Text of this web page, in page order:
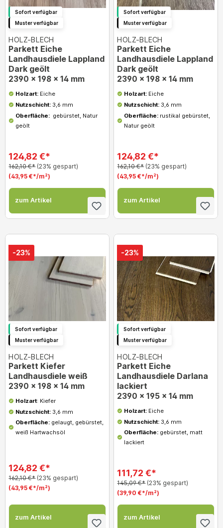
Sofort verfügbar
Muster verfügbar
HOLZ-BLECH
Parkett Eiche
Landhausdiele Lappland
Dark geölt
2390 x 198 x 14 mm
Holzart:Eiche
Nutzschicht:3,6 mm
Oberfläche: gebürstet, Natur
geölt
124,82 €*
162,10 €* (23% gespart)
(43,95 €*/m²)
zum Artikel
Sofort verfügbar
Muster verfügbar
HOLZ-BLECH
Parkett Eiche
Landhausdiele Lappland
Dark geölt
2390 x 198 x 14 mm
Holzart:Eiche
Nutzschicht:3,6 mm
Oberfläche: rustikal gebürstet,
Natur geölt
124,82 €*
162,10 €* (23% gespart)
(43,95 €*/m²)
zum Artikel
-23%
Sofort verfügbar
Muster verfügbar
HOLZ-BLECH
Parkett Kiefer
Landhausdiele weiß
2390 x 198 x 14 mm
Holzart: Kiefer
Nutzschicht:3,6 mm
Oberfläche:gelaugt, gebürstet,
weiß Hartwachsöl
124,82 €*
162,10 €* (23% gespart)
(43,95 €*/m²)
zum Artikel
-23%
Sofort verfügbar
Muster verfügbar
HOLZ-BLECH
Parkett Eiche
Landhausdiele Darlana
lackiert
2390 x 195 x 14 mm
Holzart:Eiche
Nutzschicht:3,6 mm
Oberfläche:gebürstet, matt
lackiert
111,72 €*
145,09 €* (23% gespart)
(39,90 €*/m²)
zum Artikel